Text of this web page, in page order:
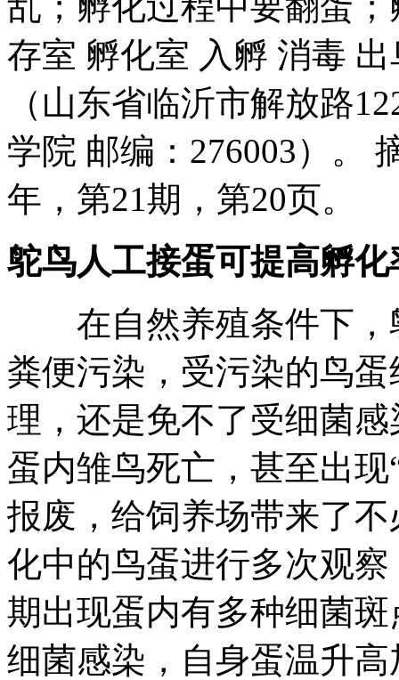
存室 孵化室 入孵 消毒
（山东省临沂市解放路
学院 邮编：276003）。
年，第21期，第20页。
鸵鸟人工接蛋可提高孵化
在自然养殖条件下，
粪便污染，受污染的鸟
理，还是免不了受细菌
蛋内雏鸟死亡，甚至出
报废，给饲养场带来了
化中的鸟蛋进行多次观
期出现蛋内有多种细菌
细菌感染，自身蛋温升